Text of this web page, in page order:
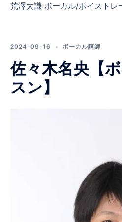
荒澤太謙 ボーカル/ボイスト
2024-09-16 ボーカル講師
佐々木名央【
スン】